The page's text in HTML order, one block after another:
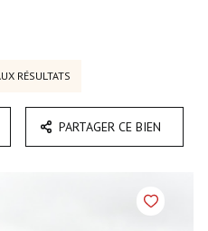
RÉSULTATS
PARTAGER CE BIEN